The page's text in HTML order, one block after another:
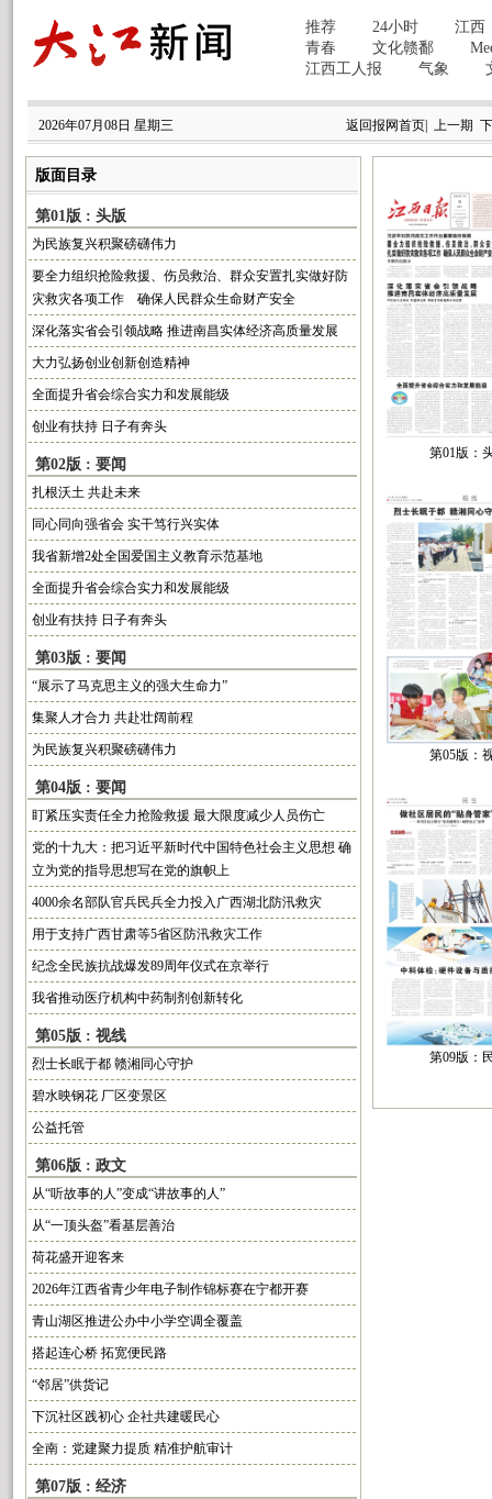
2026年07月08日 星期三 返回报网首页| 上一期
版面目录
第01版 : 头版
为民族复兴积聚磅礴伟力
要全力组织抢险救援、伤员救治、群众安置扎实做好防
灾救灾各项工作 确保人民群众生命财产安全
深化落实省会引领战略 推进南昌实体经济高质量发展
大力弘扬创业创新创造精神
全面提升省会综合实力和发展能级
创业有扶持 日子有奔头
第02版 : 要闻
扎根沃土 共赴未来
同心同向强省会 实干笃行兴实体
我省新增2处全国爱国主义教育示范基地
全面提升省会综合实力和发展能级
创业有扶持 日子有奔头
第03版 : 要闻
“展示了马克思主义的强大生命力”
集聚人才合力 共赴壮阔前程
为民族复兴积聚磅礴伟力
第04版 : 要闻
盯紧压实责任全力抢险救援 最大限度减少人员伤亡
党的十九大：把习近平新时代中国特色社会主义思想 确
立为党的指导思想写在党的旗帜上
4000余名部队官兵民兵全力投入广西湖北防汛救灾
用于支持广西甘肃等5省区防汛救灾工作
纪念全民族抗战爆发89周年仪式在京举行
我省推动医疗机构中药制剂创新转化
第05版 : 视线
烈士长眠于都 赣湘同心守护
碧水映钢花 厂区变景区
公益托管
第06版 : 政文
从“听故事的人”变成“讲故事的人”
从“一顶头盔”看基层善治
荷花盛开迎客来
2026年江西省青少年电子制作锦标赛在宁都开赛
青山湖区推进公办中小学空调全覆盖
搭起连心桥 拓宽便民路
“邻居”供货记
下沉社区践初心 企社共建暖民心
全南：党建聚力提质 精准护航审计
第07版 : 经济
第01版：
第05版：
第09版：